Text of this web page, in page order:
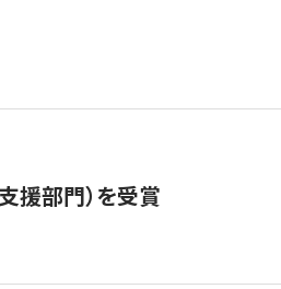
援部門）を受賞